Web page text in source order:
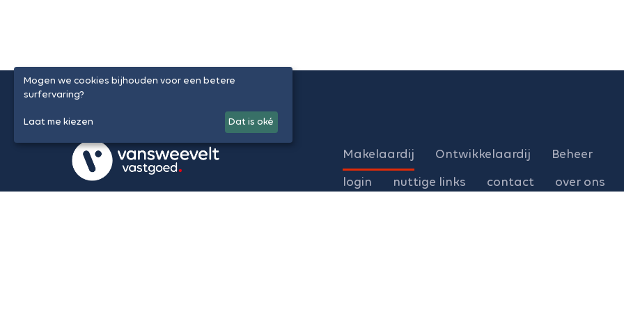
Makelaardij Ontwikkelaardij
Beheer
login
nuttige links contact over ons
Mogen we cookies bijhouden voor een betere
surfervaring?
Laat me kiezen Dat is oké